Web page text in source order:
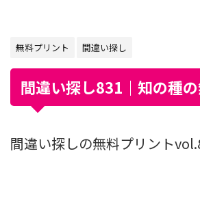
無料プリント 間違い探し
間違い探し831｜知の種
間違い探しの無料プリント